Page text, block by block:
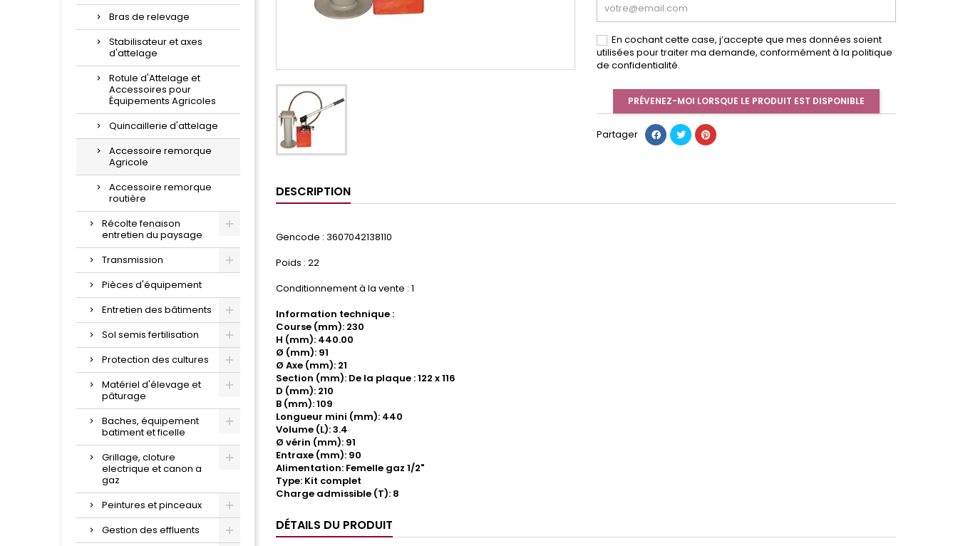
Bras de relevage
Stabilisateur et axes
d'attelage
Rotule d'Attelage et
Accessoires pour
Équipements Agricoles
Quincaillerie d'attelage
Accessoire remorque
Agricole
Accessoire remorque
routière
Récolte fenaison
entretien du paysage
Transmission
Pièces d'équipement
Entretien des bâtiments
Sol semis fertilisation
Protection des cultures
Matériel d'élevage et
pâturage
Baches, équipement
batiment et ficelle
Grillage, cloture
electrique et canon a
gaz
Peintures et pinceaux
Gestion des effluents
En cochant cette case, j’accepte que mes données soient
utilisées pour traiter ma demande, conformément à la politique
de confidentialité.
PRÉVENEZ-MOI LORSQUE LE PRODUIT EST DISPONIBLE
Partager
DESCRIPTION
Gencode : 3607042138110
Poids : 22
Conditionnement à la vente : 1
Information technique :
Course (mm): 230
H (mm): 440.00
Ø (mm): 91
Ø Axe (mm): 21
Section (mm): De la plaque : 122 x 116
D (mm): 210
B (mm): 109
Longueur mini (mm): 440
Volume (L): 3.4
Ø vérin (mm): 91
Entraxe (mm): 90
Alimentation: Femelle gaz 1/2"
Type: Kit complet
Charge admissible (T): 8
DÉTAILS DU PRODUIT